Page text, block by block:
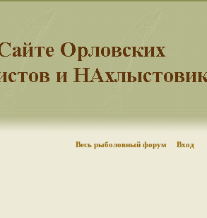
Весь рыболовный форум Вход